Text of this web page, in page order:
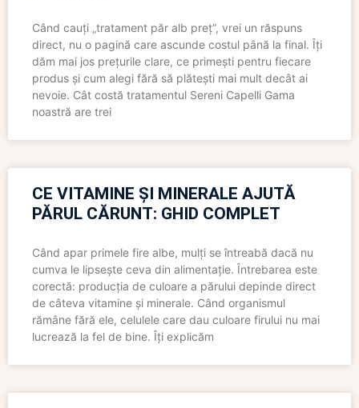
Când cauți „tratament păr alb preț”, vrei un răspuns
direct, nu o pagină care ascunde costul până la final. Îți
dăm mai jos prețurile clare, ce primești pentru fiecare
produs și cum alegi fără să plătești mai mult decât ai
nevoie. Cât costă tratamentul Sereni Capelli Gama
noastră are trei
CE VITAMINE ȘI MINERALE AJUTĂ
PĂRUL CĂRUNT: GHID COMPLET
Când apar primele fire albe, mulți se întreabă dacă nu
cumva le lipsește ceva din alimentație. Întrebarea este
corectă: producția de culoare a părului depinde direct
de câteva vitamine și minerale. Când organismul
rămâne fără ele, celulele care dau culoare firului nu mai
lucrează la fel de bine. Îți explicăm